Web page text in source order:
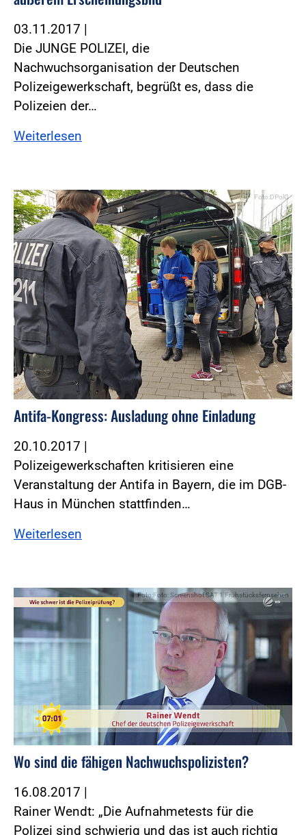
03.11.2017 |
Die JUNGE POLIZEI, die
Nachwuchsorganisation der Deutschen
Polizeigewerkschaft, begrüßt es, dass die
Polizeien der…
Weiterlesen
Foto:DPolG
Antifa-Kongress: Ausladung ohne Einladung
20.10.2017 |
Polizeigewerkschaften kritisieren eine
Veranstaltung der Antifa in Bayern, die im DGB-
Haus in München stattfinden…
Weiterlesen
Foto:Foto: Screenshot SAT 1 Frühstücksfernsehen
Wo sind die fähigen Nachwuchspolizisten?
16.08.2017 |
Rainer Wendt: „Die Aufnahmetests für die
Polizei sind schwierig und das ist auch richtig